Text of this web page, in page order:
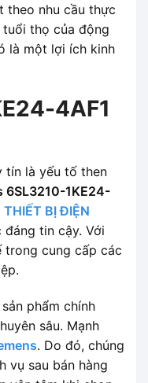
theo nhu cầu thực
thọ của động
là một lợi ích kinh
4AF1
tín là yếu tố then
6SL3210-1KE24-
BỊ ĐIỆN
tin cậy. Với
trong cung cấp các
phẩm chính
sâu. Mạnh
. Do đó, chúng
vụ sau bán hàng